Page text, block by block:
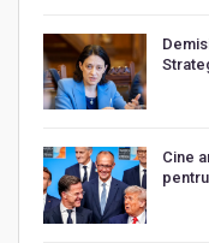
Cine